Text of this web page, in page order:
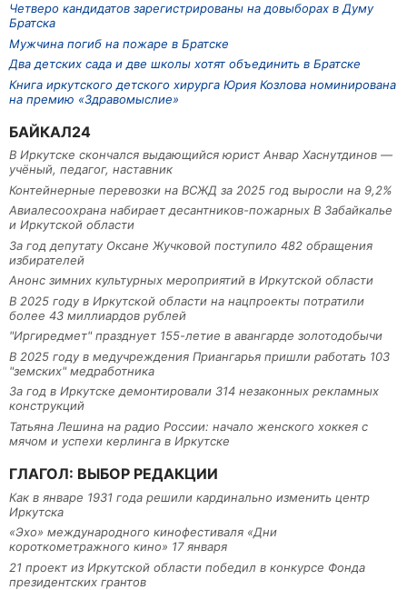
Четверо кандидатов зарегистрированы на довыборах в Думу
Братска
Мужчина погиб на пожаре в Братске
Два детских сада и две школы хотят объединить в Братске
Книга иркутского детского хирурга Юрия Козлова номинирована
на премию «Здравомыслие»
БАЙКАЛ24
В Иркутске скончался выдающийся юрист Анвар Хаснутдинов —
учёный, педагог, наставник
Контейнерные перевозки на ВСЖД за 2025 год выросли на 9,2%
Авиалесоохрана набирает десантников-пожарных В Забайкалье
и Иркутской области
За год депутату Оксане Жучковой поступило 482 обращения
избирателей
Анонс зимних культурных мероприятий в Иркутской области
В 2025 году в Иркутской области на нацпроекты потратили
более 43 миллиардов рублей
"Иргиредмет" празднует 155-летие в авангарде золотодобычи
В 2025 году в медучреждения Приангарья пришли работать 103
"земских" медработника
За год в Иркутске демонтировали 314 незаконных рекламных
конструкций
Татьяна Лешина на радио России: начало женского хоккея с
мячом и успехи керлинга в Иркутске
ГЛАГОЛ: ВЫБОР РЕДАКЦИИ
Как в январе 1931 года решили кардинально изменить центр
Иркутска
«Эхо» международного кинофестиваля «Дни
короткометражного кино» 17 января
21 проект из Иркутской области победил в конкурсе Фонда
президентских грантов